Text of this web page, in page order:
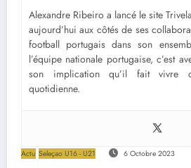
Alexandre Ribeiro a lancé le site
aujourd’hui aux côtés de ses
football portugais dans son
l’équipe nationale portugaise, c’est
son implication qu’il fait vivre
quotidienne.
Actu Seleçao U16 - U21 6 Octobre 2023